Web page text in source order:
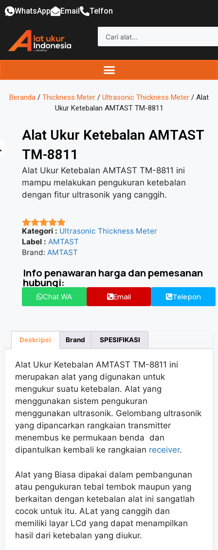
WhatsApp Email Telfon
Beranda / Thickness Meter / Ultrasonic Thickness Meter / Alat
Ukur Ketebalan AMTAST TM-8811
Alat Ukur Ketebalan AMTAST
TM-8811
Alat Ukur Ketebalan AMTAST TM-8811 ini
mampu melakukan pengukuran ketebalan
dengan fitur ultrasonik yang canggih.
★★★★★
Kategori : Ultrasonic Thickness Meter
Label : AMTAST
Brand: AMTAST
Info penawaran harga dan pemesanan
hubungi:
Chat WA Email Telepon
Deskripsi Brand SPESIFIKASI
Alat Ukur Ketebalan AMTAST TM-8811 ini
merupakan alat yang digunakan untuk
mengukur suatu ketebalan. Alat yang
menggunakan sistem pengukuran
menggunakan ultrasonik. Gelombang ultrasonik
yang dipancarkan rangkaian transmitter
menembus ke permukaan benda dan
dipantulkan kembali ke rangkaian receiver.
Alat yang Biasa dipakai dalam pembangunan
atau pengukuran tebal tembok maupun yang
berkaitan dengan ketebalan alat ini sangatlah
cocok untuk itu. ALat yang canggih dan
memiliki layar LCd yang dapat menampilkan
hasil dari ketebalan yang diukur.